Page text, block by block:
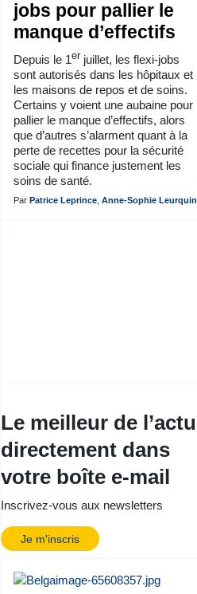
jobs pour pallier le
manque d’effectifs
Depuis le 1er juillet, les flexi-jobs
sont autorisés dans les hôpitaux et
les maisons de repos et de soins.
Certains y voient une aubaine pour
pallier le manque d’effectifs, alors
que d’autres s’alarment quant à la
perte de recettes pour la sécurité
sociale qui finance justement les
soins de santé.
Par Patrice Leprince, Anne-Sophie Leurquin
Le meilleur de l’actu
directement dans
votre boîte e-mail
Inscrivez-vous aux newsletters
Je m'inscris